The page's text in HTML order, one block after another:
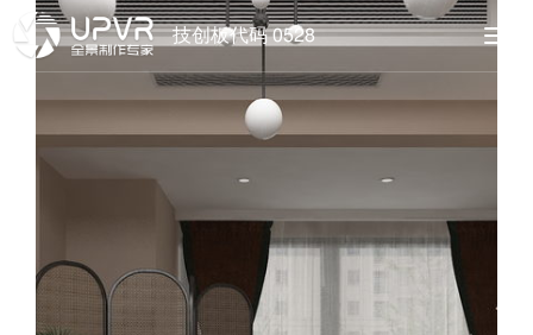
技创板代码 0528